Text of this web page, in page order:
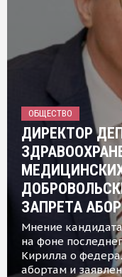
ОБЩЕСТВО
ДИРЕКТОР
ЗАПРЕТА
Мнение
на фоне
Кирилла о
абортам и